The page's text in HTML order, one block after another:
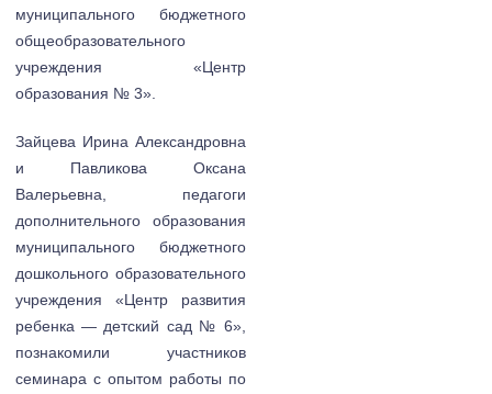
муниципального бюджетного
общеобразовательного
учреждения «Центр
образования № 3».
Зайцева Ирина Александровна
и Павликова Оксана
Валерьевна, педагоги
дополнительного образования
муниципального бюджетного
дошкольного образовательного
учреждения «Центр развития
ребенка — детский сад № 6»,
познакомили участников
семинара с опытом работы по